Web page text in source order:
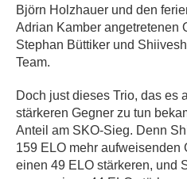
Björn Holzhauer und den
Adrian Kamber angetretenen
Stephan Büttiker und
Team.
Doch just dieses Trio, das es
stärkeren Gegner zu tun
Anteil am SKO-Sieg. Denn
159 ELO mehr aufweisenden
einen 49 ELO stärkeren, und